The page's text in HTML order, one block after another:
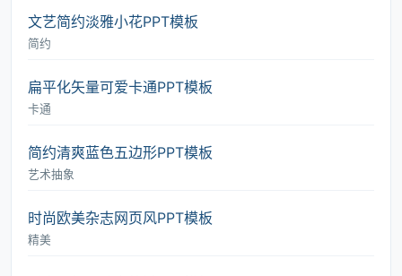
文艺简约淡雅小花PPT模板
简约
扁平化矢量可爱卡通PPT模板
卡通
简约清爽蓝色五边形PPT模板
艺术抽象
时尚欧美杂志网页风PPT模板
精美